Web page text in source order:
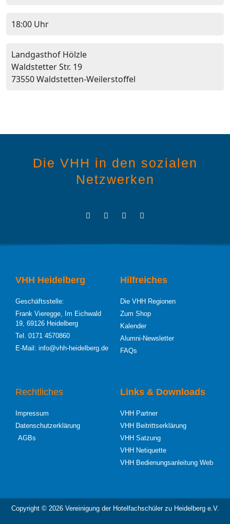
18:00 Uhr
Landgasthof Hölzle
Waldstetter Str. 19
73550 Waldstetten-Weilerstoffel
Die VHH in den sozialen
Netzwerken
VHH Heidelberg
Geschäftsstelle:
Frank Vieregge, Im Eichwald
19, 69126 Heidelberg
Tel. 0171 4570860
E-Mail: info@vhh-heidelberg.de
Hilfreiches
Die VHH Regionen
Zum Shop
Kalender
Alumni-Newsletter
FAQs
Rechtliches
Impressum
Datenschutzerklärung
AGBs
Links & Downloads
VHH Partner
VHH Beitrittserklärung
VHH Satzung
VHH Netiquette
VHH Bedienungsanleitung Web
Copyright © 2026 Vereinigung der Hotelfachschüler zu Heidelberg e.V.